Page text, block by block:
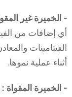
- الخميرة غير
أي إضافات من
الفيتامينات
أثناء عملية نموها.
- الخميرة المقواة :